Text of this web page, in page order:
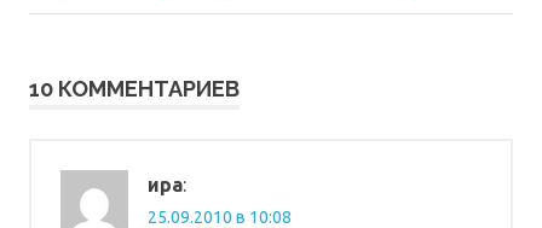
записям
запись:
10 КОММЕНТАРИЕВ
ира:
25.09.2010 в 10:08